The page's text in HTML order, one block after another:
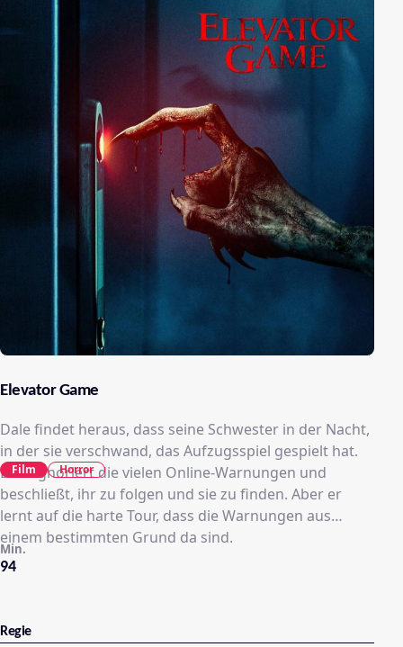
Elevator Game
Dale findet heraus, dass seine Schwester in der Nacht,
in der sie verschwand, das Aufzugsspiel gespielt hat.
Dale ignoriert die vielen Online-Warnungen und
beschließt, ihr zu folgen und sie zu finden. Aber er
lernt auf die harte Tour, dass die Warnungen aus
einem bestimmten Grund da sind.
94
Min.
Film Horror
Regie